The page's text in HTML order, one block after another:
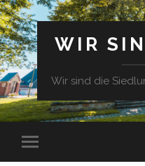
WIR
Wir sind die